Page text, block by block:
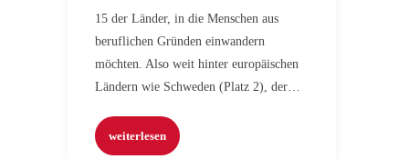
15 der Länder, in die Menschen aus
beruflichen Gründen einwandern
möchten. Also weit hinter europäischen
Ländern wie Schweden (Platz 2), der…
weiterlesen